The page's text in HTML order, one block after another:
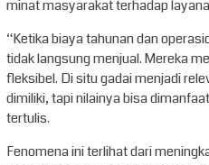
minat masyarakat terhadap
“Ketika biaya tahunan dan
tidak langsung menjual. Mereka
fleksibel. Di situ gadai menjadi
dimiliki, tapi nilainya bisa
tertulis.
Fenomena ini terlihat dari